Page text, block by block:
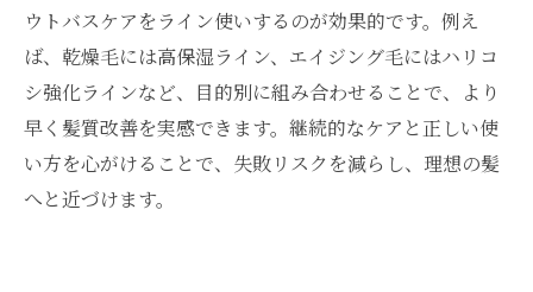
ウトバスケアをライン使いするのが効果的です。例え
ば、乾燥毛には高保湿ライン、エイジング毛にはハリコ
シ強化ラインなど、目的別に組み合わせることで、より
早く髪質改善を実感できます。継続的なケアと正しい使
い方を心がけることで、失敗リスクを減らし、理想の髪
へと近づけます。